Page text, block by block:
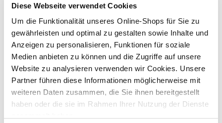
Diese Webseite verwendet Cookies
Um die Funktionalität unseres Online-Shops für Sie zu
gewährleisten und optimal zu gestalten sowie Inhalte und
Anzeigen zu personalisieren, Funktionen für soziale
Medien anbieten zu können und die Zugriffe auf unsere
Website zu analysieren verwenden wir Cookies. Unsere
Partner führen diese Informationen möglicherweise mit
weiteren Daten zusammen, die Sie ihnen bereitgestellt
haben oder die sie im Rahmen Ihrer Nutzung der Dienste
Menge
In den Warenkorb
Merken
ZUBEHÖR UND PASSENDE ARTIKEL: